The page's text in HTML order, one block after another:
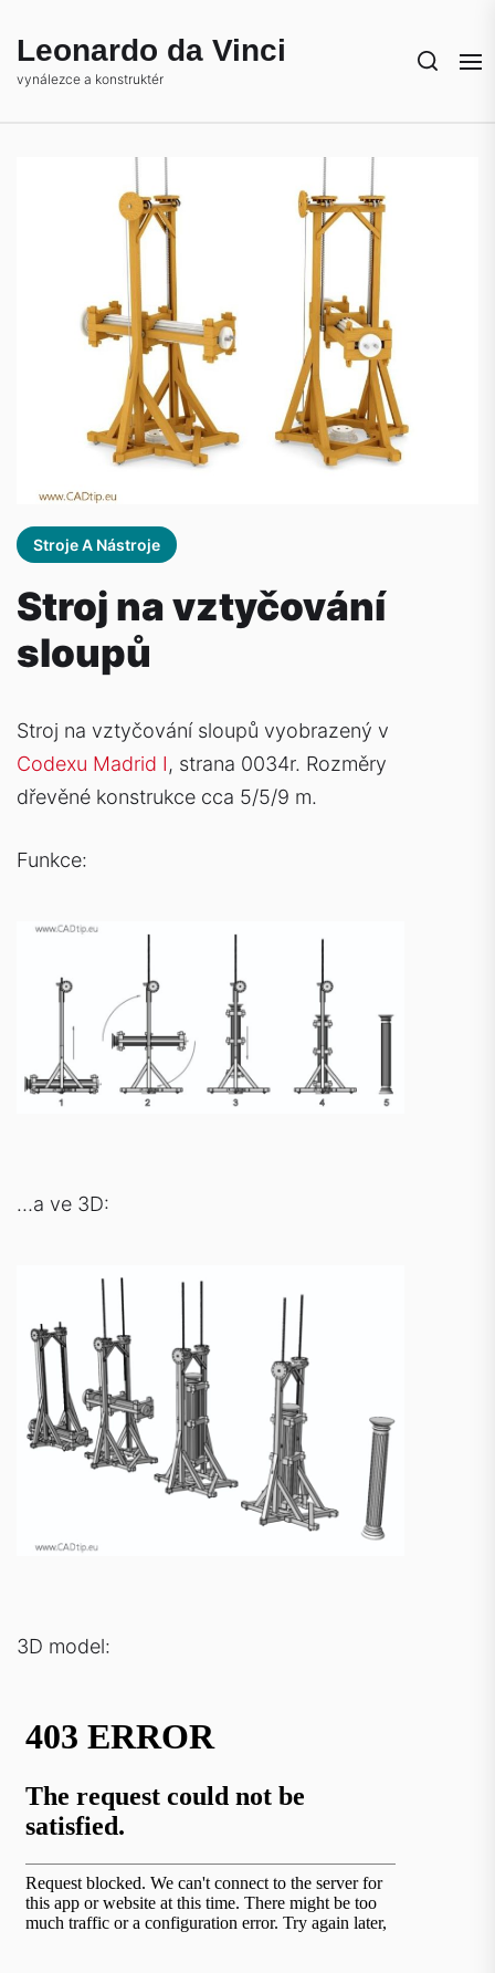
theLeonardo da Vinci
vynálezce a konstruktér
Stroje A Nástroje
Stroj na vztyčování
sloupů
Stroj na vztyčování sloupů vyobrazený v
Codexu Madrid I, strana 0034r. Rozměry
dřevěné konstrukce cca 5/5/9 m.
Funkce:
…a ve 3D:
3D model: